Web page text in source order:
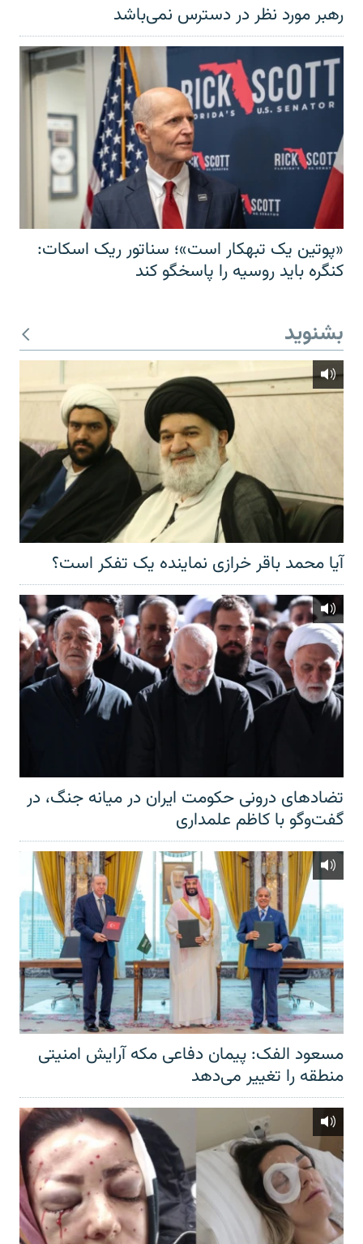
رهبر مورد نظر در دسترس نمی‌باشد
«پوتین یک تبهکار است»؛ سناتور ریک اسکات:
کنگره باید روسیه را پاسخگو کند
بشنوید
آیا محمد باقر خرازی نماینده یک تفکر است؟
تضادهای درونی حکومت ایران در میانه جنگ، در
گفت‌‌وگو با کاظم علمداری
مسعود الفک: پیمان دفاعی مکه آرایش امنیتی
منطقه را تغییر می‌دهد